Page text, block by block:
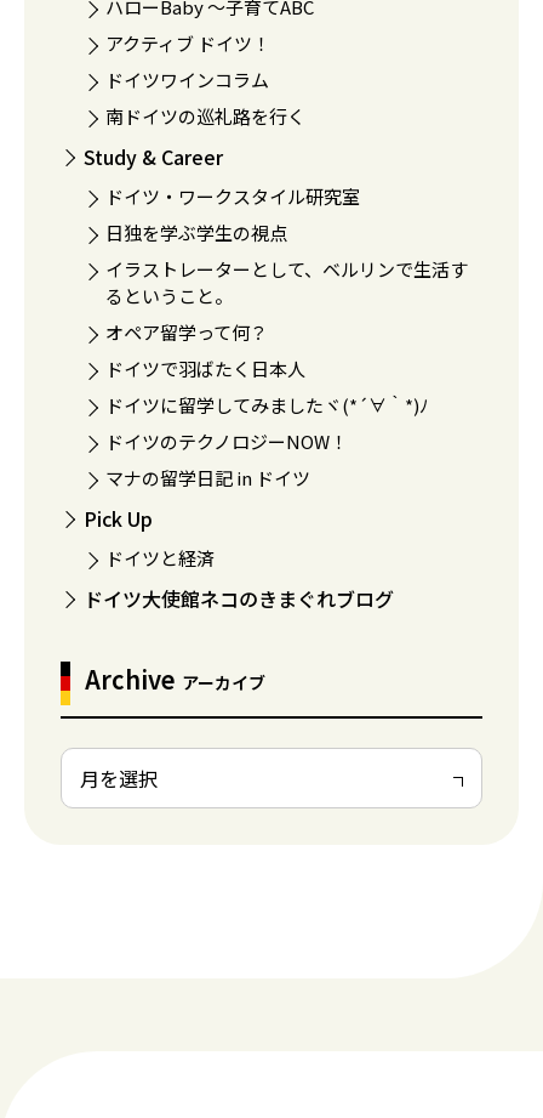
ハローBaby 〜子育てABC
アクティブ ドイツ！
ドイツワインコラム
南ドイツの巡礼路を行く
Study & Career
ドイツ・ワークスタイル研究室
日独を学ぶ学生の視点
イラストレーターとして、ベルリンで生活す
るということ。
オペア留学って何？
ドイツで羽ばたく日本人
ドイツに留学してみましたヾ(*´∀｀*)ﾉ
ドイツのテクノロジーNOW！
マナの留学日記 in ドイツ
Pick Up
ドイツと経済
ドイツ大使館ネコのきまぐれブログ
Archive アーカイブ